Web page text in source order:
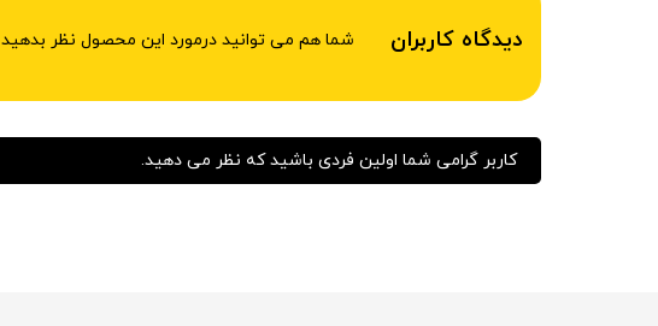
دیدگاه کاربران شما هم می توانید درمورد این محصول نظر بدهید
کاربر گرامی شما اولین فردی باشید که نظر می دهید.